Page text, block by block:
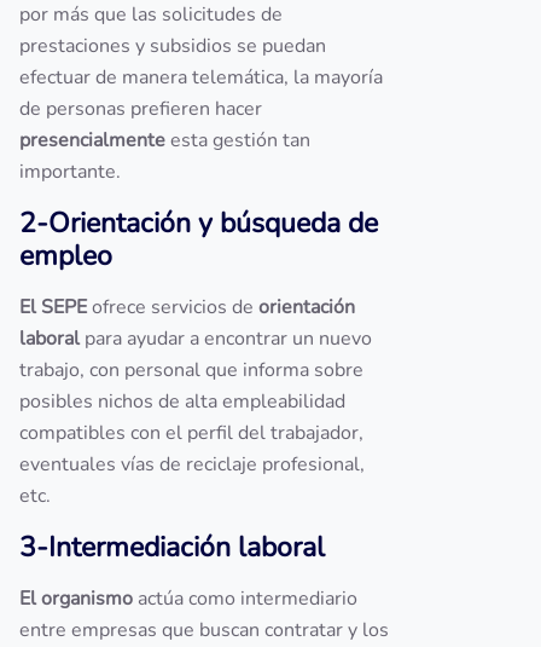
por más que las solicitudes de
prestaciones y subsidios se puedan
efectuar de manera telemática, la mayoría
de personas prefieren hacer
presencialmenteesta gestión tan
importante.
2-Orientación y búsqueda de
empleo
El SEPEofrece servicios de orientación
laboralpara ayudar a encontrar un nuevo
trabajo, con personal que informa sobre
posibles nichos de alta empleabilidad
compatibles con el perfil del trabajador,
eventuales vías de reciclaje profesional,
etc.
3-Intermediación laboral
El organismo actúa como intermediario
entre empresas que buscan contratar y los